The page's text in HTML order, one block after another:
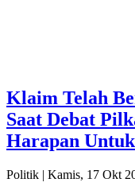
Klaim Telah
Saat Debat
Harapan
Politik | Kamis, 17 Okt